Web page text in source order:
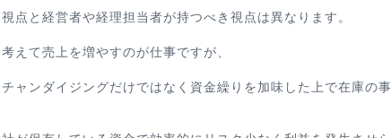
点と経営者や経理担当者が持つべき視点は異なります。
えて売上を増やすのが仕事ですが、
ャンダイジングだけではなく資金繰りを加味した上で在庫の